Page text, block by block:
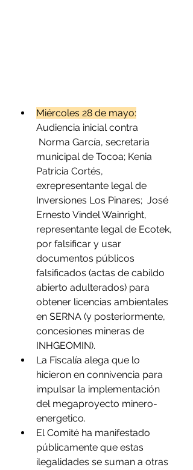
Miércoles 28 de mayo:
Audiencia inicial contra
Norma García, secretaria
municipal de Tocoa; Kenia
Patricia Cortés,
exrepresentante legal de
Inversiones Los Pinares;  José
Ernesto Vindel Wainright,
representante legal de Ecotek,
por falsificar y usar
documentos públicos
falsificados (actas de cabildo
abierto adulterados) para
obtener licencias ambientales
en SERNA (y posteriormente,
concesiones mineras de
INHGEOMIN).
La Fiscalía alega que lo
hicieron en connivencia para
impulsar la implementación
del megaproyecto minero-
energetico.
El Comité ha manifestado
públicamente que estas
ilegalidades se suman a otras